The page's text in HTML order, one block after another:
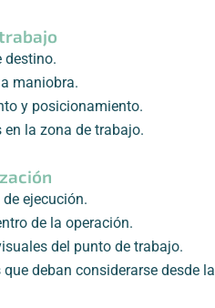
destino.
maniobra.
y posicionamiento.
la zona de trabajo.
ejecución.
de la operación.
del punto de trabajo.
deban considerarse desde la